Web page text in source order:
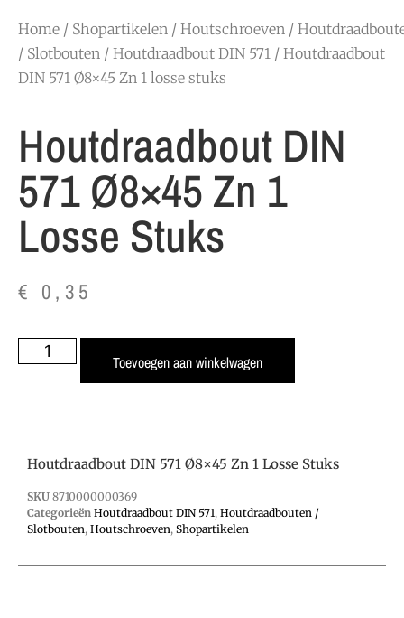
Home / Shopartikelen / Houtschroeven /
/ Slotbouten / Houtdraadbout DIN 571 / Houtdraadbout
DIN 571 Ø8×45 Zn 1 losse stuks
Houtdraadbout DIN
571 Ø8×45 Zn 1
Losse Stuks
€ 0,35
Toevoegen aan winkelwagen
Houtdraadbout DIN 571 Ø8×45 Zn 1 Losse Stuks
SKU 8710000000369
Categorieën Houtdraadbout DIN 571, Houtdraadbouten /
Slotbouten, Houtschroeven, Shopartikelen